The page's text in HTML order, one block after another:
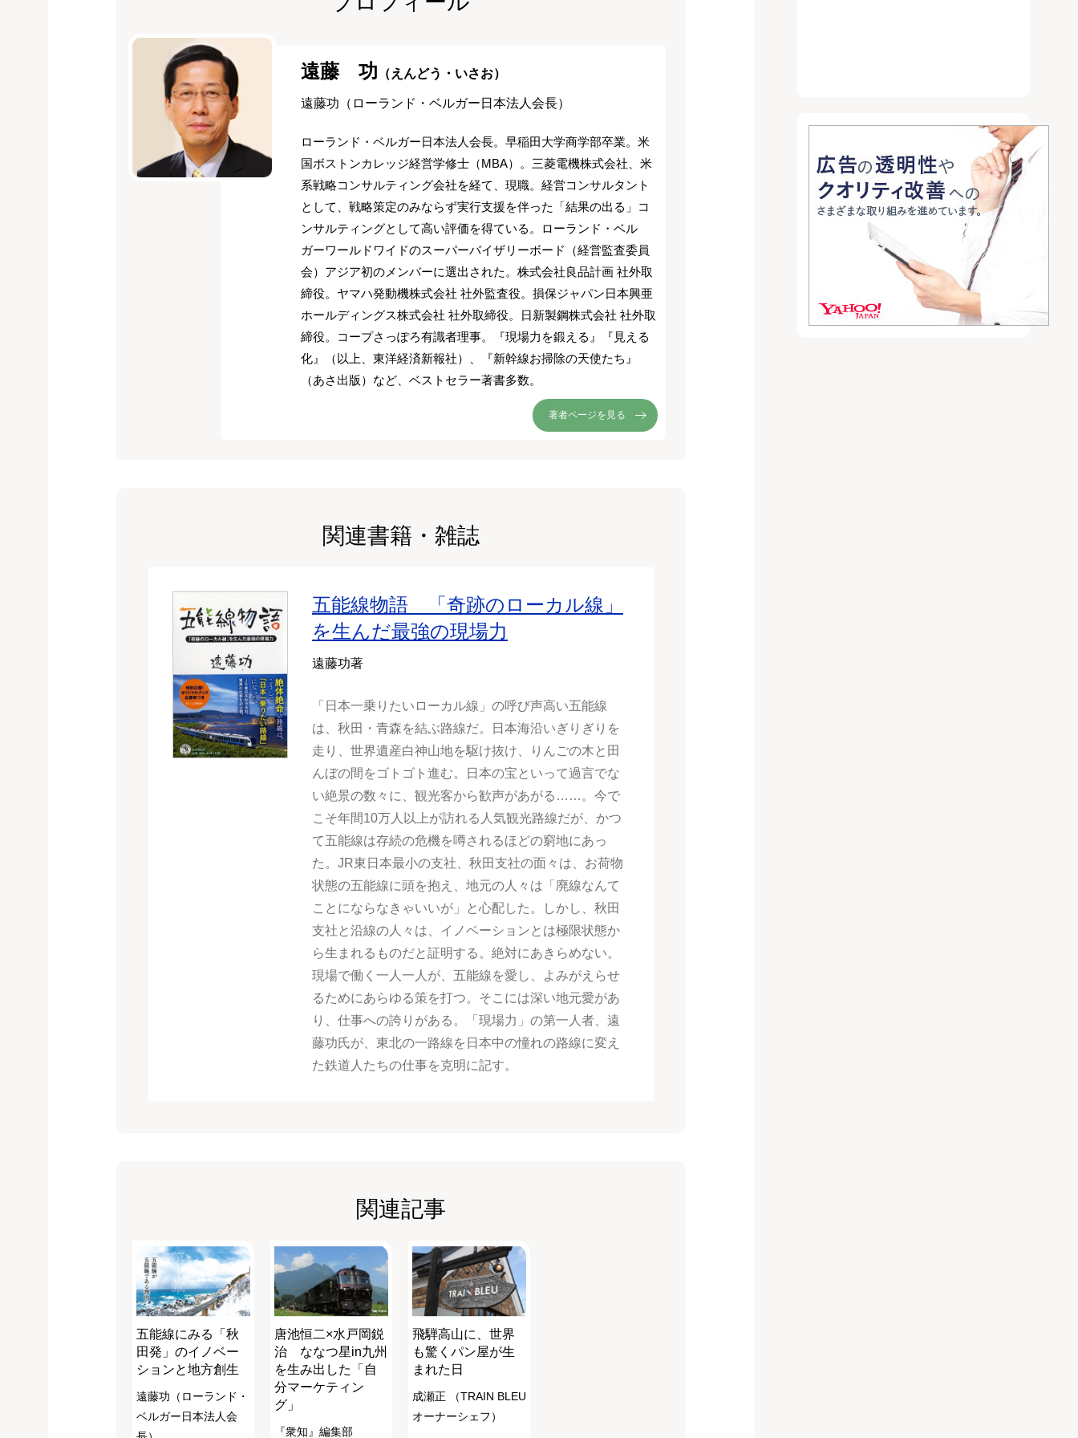
遠藤 功 （えんどう・いさお）
遠藤功（ローランド・ベルガー日本法人会長）
ローランド・ベルガー日本法人会長。早稲田大学商学部卒業。米
国ボストンカレッジ経営学修士（MBA）。三菱電機株式会社、米
系戦略コンサルティング会社を経て、現職。経営コンサルタント
として、戦略策定のみならず実行支援を伴った「結果の出る」コ
ンサルティングとして高い評価を得ている。ローランド・ベル
ガーワールドワイドのスーパーバイザリーボード（経営監査委員
会）アジア初のメンバーに選出された。株式会社良品計画 社外取
締役。ヤマハ発動機株式会社 社外監査役。損保ジャパン日本興亜
ホールディングス株式会社 社外取締役。日新製鋼株式会社 社外取
締役。コープさっぽろ有識者理事。『現場力を鍛える』『見える
化』（以上、東洋経済新報社）、『新幹線お掃除の天使たち』
（あさ出版）など、ベストセラー著書多数。
著者ページを見る
関連書籍・雑誌
五能線物語 「奇跡のローカル線」
を生んだ最強の現場力
遠藤功著
「日本一乗りたいローカル線」の呼び声高い五能線
は、秋田・青森を結ぶ路線だ。日本海沿いぎりぎりを
走り、世界遺産白神山地を駆け抜け、りんごの木と田
んぼの間をゴトゴト進む。日本の宝といって過言でな
い絶景の数々に、観光客から歓声があがる……。今で
こそ年間10万人以上が訪れる人気観光路線だが、かつ
て五能線は存続の危機を噂されるほどの窮地にあっ
た。JR東日本最小の支社、秋田支社の面々は、お荷物
状態の五能線に頭を抱え、地元の人々は「廃線なんて
ことにならなきゃいいが」と心配した。しかし、秋田
支社と沿線の人々は、イノベーションとは極限状態か
ら生まれるものだと証明する。絶対にあきらめない。
現場で働く一人一人が、五能線を愛し、よみがえらせ
るためにあらゆる策を打つ。そこには深い地元愛があ
り、仕事への誇りがある。「現場力」の第一人者、遠
藤功氏が、東北の一路線を日本中の憧れの路線に変え
た鉄道人たちの仕事を克明に記す。
関連記事
五能線にみる「秋
田発」のイノベー
ションと地方創生
遠藤功（ローランド・
ベルガー日本法人会
唐池恒二×水戸岡鋭
治 ななつ星in九州
を生み出した「自
分マーケティン
グ」
『衆知』編集部
飛騨高山に、世界
も驚くパン屋が生
まれた日
成瀬正 （TRAIN BLEU
オーナーシェフ）